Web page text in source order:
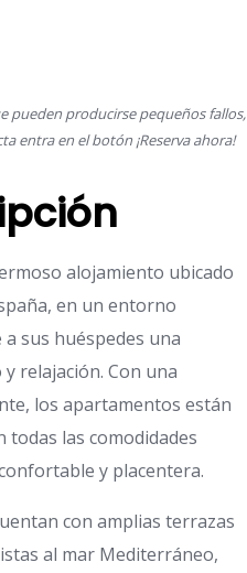
pueden producirse pequeños fallos,
entra en el botón ¡Reserva ahora!
alojamiento ubicado
en un entorno
sus huéspedes una
relajación. Con una
los apartamentos están
las comodidades
y placentera.
con amplias terrazas
al mar Mediterráneo,